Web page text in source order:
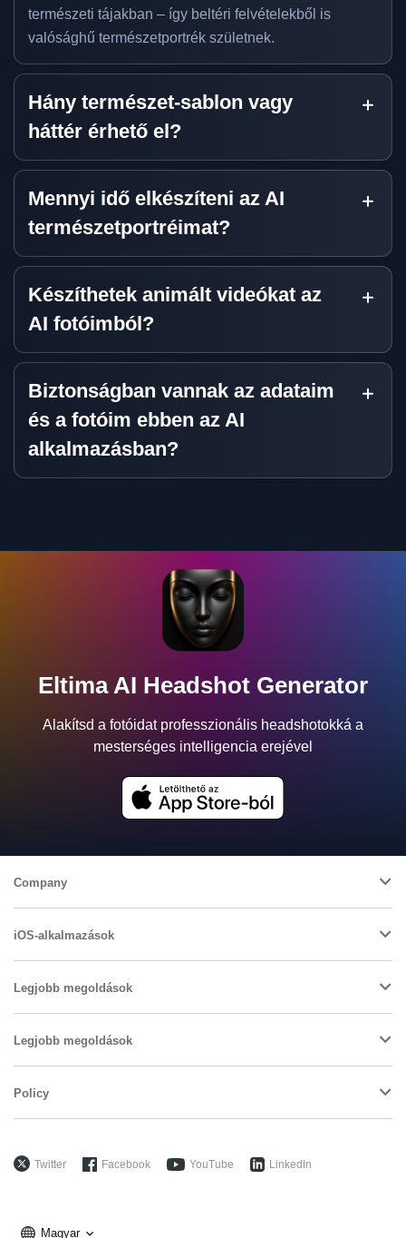
természeti tájakban – így beltéri felvételekből is
valósághű természetportrék születnek.
Hány természet-sablon vagy
háttér érhető el?
Mennyi idő elkészíteni az AI
természetportréimat?
Készíthetek animált videókat az
AI fotóimból?
Biztonságban vannak az adataim
és a fotóim ebben az AI
alkalmazásban?
Eltima AI Headshot Generator
Alakítsd a fotóidat professzionális headshotokká a
mesterséges intelligencia erejével
Company
iOS-alkalmazások
Legjobb megoldások
Legjobb megoldások
Policy
Twitter Facebook YouTube LinkedIn
Magyar